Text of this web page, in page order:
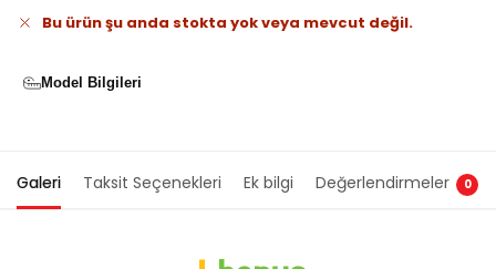
Bu ürün şu anda stokta yok veya mevcut değil.
Model Bilgileri
Galeri Taksit Seçenekleri Ek bilgi Değerlendirmeler 0